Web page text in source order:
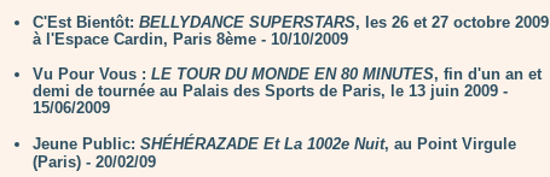
C'Est Bientôt: BELLYDANCE SUPERSTARS, les 26 et 27 octobre 2009
à l'Espace Cardin, Paris 8ème - 10/10/2009
Vu Pour Vous : LE TOUR DU MONDE EN 80 MINUTES, fin d'un an et
demi de tournée au Palais des Sports de Paris, le 13 juin 2009 -
15/06/2009
Jeune Public: SHÉHÉRAZADE Et La 1002e Nuit, au Point Virgule
(Paris) - 20/02/09